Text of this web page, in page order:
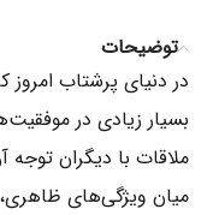
توضیحات
در دنیای پرشتاب
بسیار زیادی در
ملاقات با دیگران
میان ویژگی‌های